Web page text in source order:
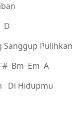
Sanggup Pulihkan
Em A
Di Hidupmu